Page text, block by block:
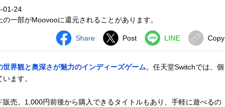
01-24
一部がMoovooに還元されることがあります。
Share Post LINE Copy
世界観と奥深さが魅力のインディーズゲーム。任天堂Switchでは、個
ます。
売。1,000円前後から購入できるタイトルもあり、手軽に遊べるの